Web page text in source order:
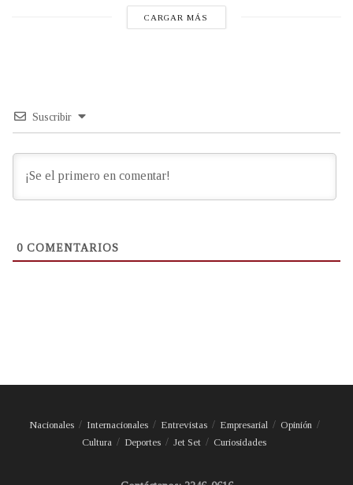
CARGAR MÁS
Suscribir
0 COMENTARIOS
Nacionales Internacionales Entrevistas Empresarial
Opinión
Cultura
Deportes Jet Set Curiosidades